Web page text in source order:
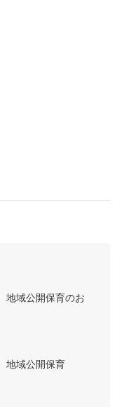
域公開保育のお
域公開保育